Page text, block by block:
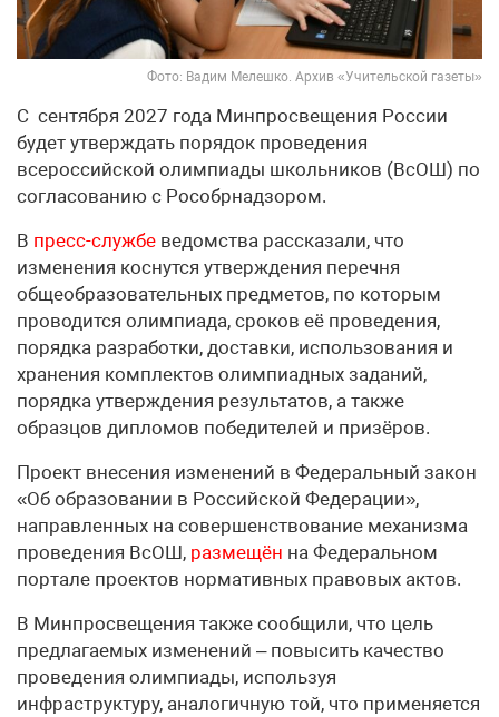
Фото: Вадим Мелешко. Архив «Учительской газеты»
С сентября 2027 года Минпросвещения России
будет утверждать порядок проведения
всероссийской олимпиады школьников (ВсОШ) по
согласованию с Рособрнадзором.
В пресс-службе ведомства рассказали, что
изменения коснутся утверждения перечня
общеобразовательных предметов, по которым
проводится олимпиада, сроков её проведения,
порядка разработки, доставки, использования и
хранения комплектов олимпиадных заданий,
порядка утверждения результатов, а также
образцов дипломов победителей и призёров.
Проект внесения изменений в Федеральный закон
«Об образовании в Российской Федерации»,
направленных на совершенствование механизма
проведения ВсОШ, размещён на Федеральном
портале проектов нормативных правовых актов.
В Минпросвещения также сообщили, что цель
предлагаемых изменений – повысить качество
проведения олимпиады, используя
инфраструктуру, аналогичную той, что применяется